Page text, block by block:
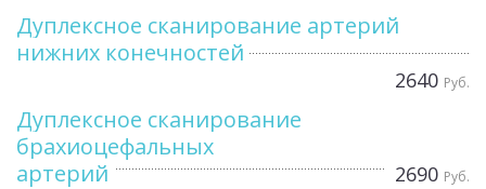
Дуплексное сканирование артерий
нижних конечностей
2640 Руб.
Дуплексное сканирование
брахиоцефальных
артерий
2690 Руб.